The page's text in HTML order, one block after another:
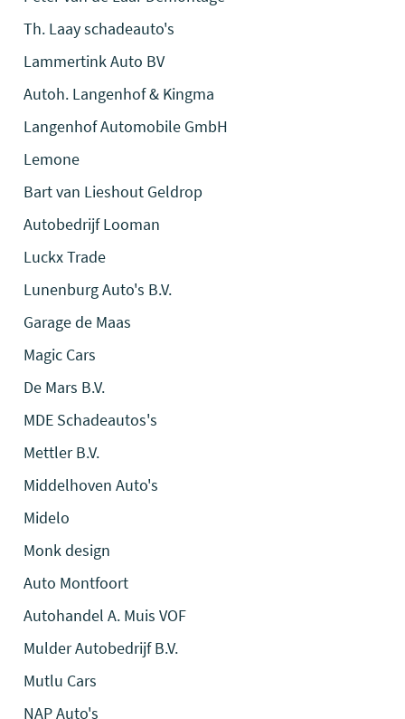
Th. Laay schadeauto's
Lammertink Auto BV
Autoh. Langenhof & Kingma
Langenhof Automobile GmbH
Lemone
Bart van Lieshout Geldrop
Autobedrijf Looman
Luckx Trade
Lunenburg Auto's B.V.
Garage de Maas
Magic Cars
De Mars B.V.
MDE Schadeautos's
Mettler B.V.
Middelhoven Auto's
Midelo
Monk design
Auto Montfoort
Autohandel A. Muis VOF
Mulder Autobedrijf B.V.
Mutlu Cars
NAP Auto's